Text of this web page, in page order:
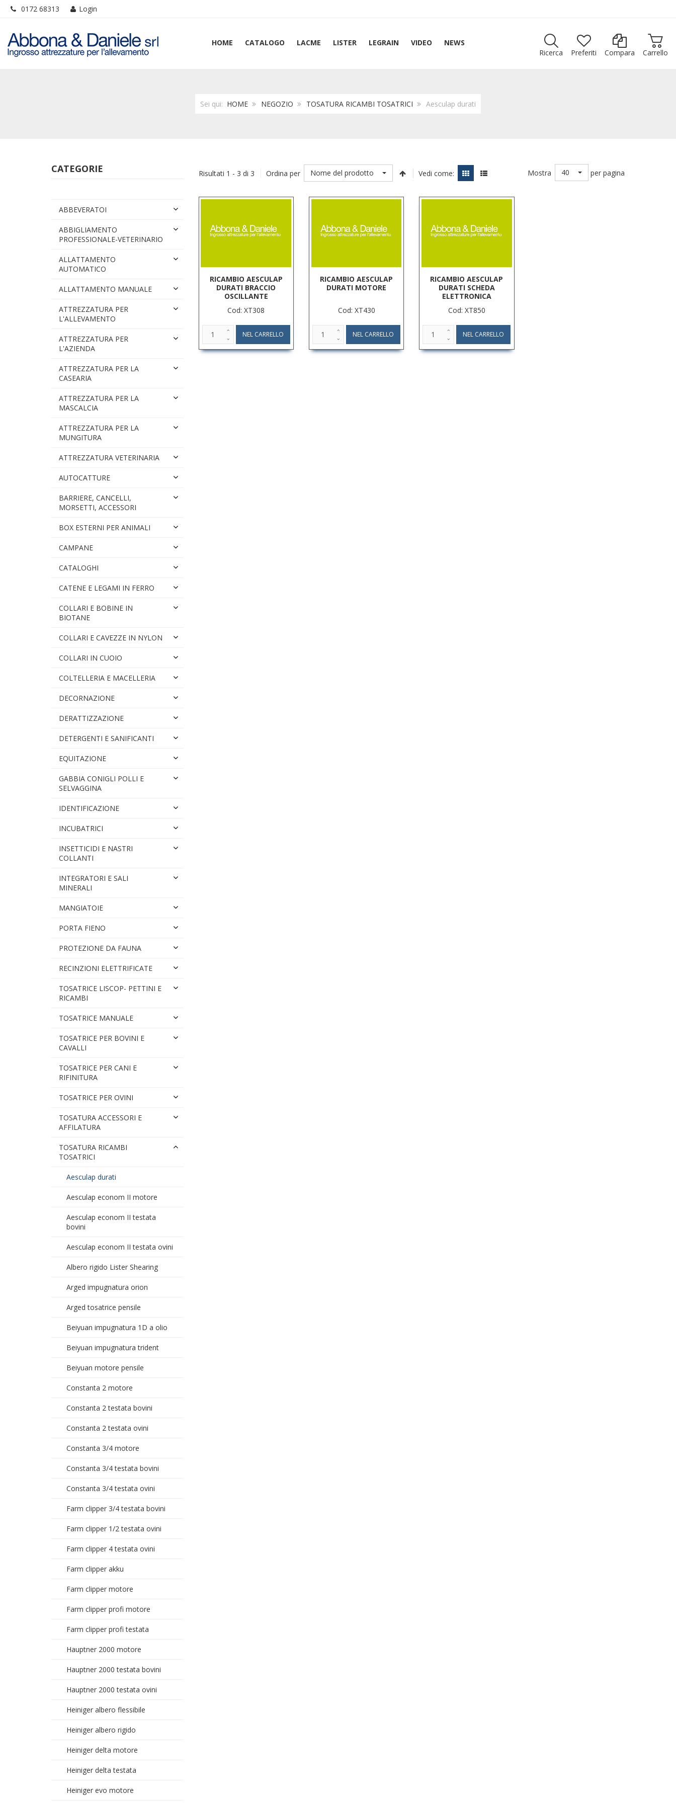
0172 68313 Login
HOME CATALOGO LACME LISTER LEGRAIN VIDEO
NEWS
Ricerca
Preferiti Compara Carrello
Sei qui: HOME NEGOZIO TOSATURA RICAMBI TOSATRICI Aesculap durati
CATEGORIE
ABBEVERATOI
ABBIGLIAMENTO
PROFESSIONALE-VETERINARIO
ALLATTAMENTO
AUTOMATICO
ALLATTAMENTO MANUALE
ATTREZZATURA PER
L'ALLEVAMENTO
ATTREZZATURA PER
L'AZIENDA
ATTREZZATURA PER LA
CASEARIA
ATTREZZATURA PER LA
MASCALCIA
ATTREZZATURA PER LA
MUNGITURA
ATTREZZATURA VETERINARIA
AUTOCATTURE
BARRIERE, CANCELLI,
MORSETTI, ACCESSORI
BOX ESTERNI PER ANIMALI
CAMPANE
CATALOGHI
CATENE E LEGAMI IN FERRO
COLLARI E BOBINE IN
BIOTANE
COLLARI E CAVEZZE IN NYLON
COLLARI IN CUOIO
COLTELLERIA E MACELLERIA
DECORNAZIONE
DERATTIZZAZIONE
DETERGENTI E SANIFICANTI
EQUITAZIONE
GABBIA CONIGLI POLLI E
SELVAGGINA
IDENTIFICAZIONE
INCUBATRICI
INSETTICIDI E NASTRI
COLLANTI
INTEGRATORI E SALI
MINERALI
MANGIATOIE
PORTA FIENO
PROTEZIONE DA FAUNA
RECINZIONI ELETTRIFICATE
TOSATRICE LISCOP- PETTINI E
RICAMBI
TOSATRICE MANUALE
TOSATRICE PER BOVINI E
CAVALLI
TOSATRICE PER CANI E
RIFINITURA
TOSATRICE PER OVINI
TOSATURA ACCESSORI E
AFFILATURA
TOSATURA RICAMBI
TOSATRICI
Aesculap durati
Aesculap econom II motore
Aesculap econom II testata
bovini
Aesculap econom II testata ovini
Albero rigido Lister Shearing
Arged impugnatura orion
Arged tosatrice pensile
Beiyuan impugnatura 1D a olio
Beiyuan impugnatura trident
Beiyuan motore pensile
Constanta 2 motore
Constanta 2 testata bovini
Constanta 2 testata ovini
Constanta 3/4 motore
Constanta 3/4 testata bovini
Constanta 3/4 testata ovini
Farm clipper 3/4 testata bovini
Farm clipper 1/2 testata ovini
Farm clipper 4 testata ovini
Farm clipper akku
Farm clipper motore
Farm clipper profi motore
Farm clipper profi testata
Hauptner 2000 motore
Hauptner 2000 testata bovini
Hauptner 2000 testata ovini
Heiniger albero flessibile
Heiniger albero rigido
Heiniger delta motore
Heiniger delta testata
Heiniger evo motore
Risultati 1 - 3 di 3 Ordina per Nome del prodotto Vedi come: Mostra 40 per pagina
RICAMBIO AESCULAP
DURATI BRACCIO
OSCILLANTE
Cod: XT308
RICAMBIO AESCULAP
DURATI MOTORE
Cod: XT430
RICAMBIO AESCULAP
DURATI SCHEDA
ELETTRONICA
Cod: XT850